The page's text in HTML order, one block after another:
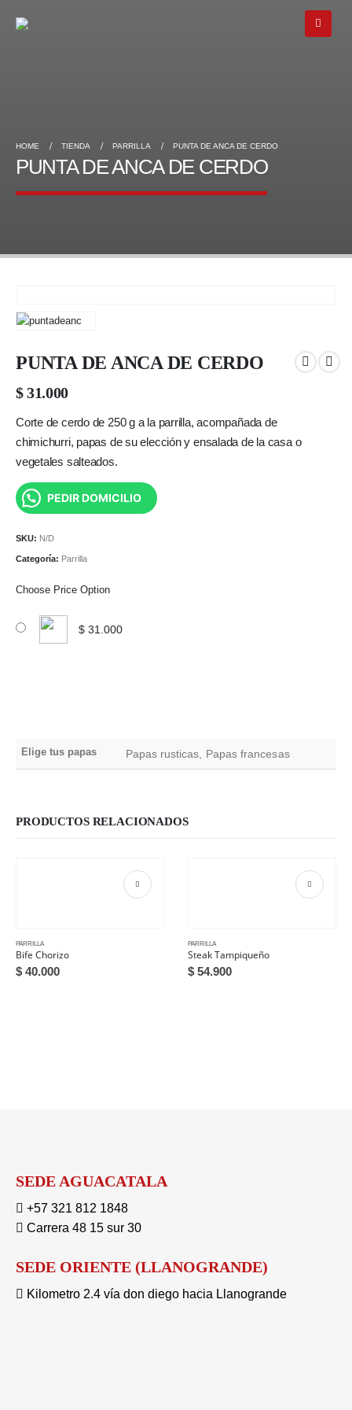
HOME TIENDA PARRILLA PUNTA DE ANCA DE CERDO
PUNTA DE ANCA DE CERDO
PUNTA DE ANCA DE CERDO
$31.000
Corte de cerdo de 250 g a la parrilla, acompañada de
chimichurri, papas de su elección y ensalada de la casa o
vegetales salteados.
PEDIR DOMICILIO
SKU: N/D
Categoría: Parrilla
Choose Price Option
$ 31.000
Elige tus papas Papas rusticas, Papas francesas
PRODUCTOS RELACIONADOS
PARRILLA
Bife Chorizo
$ 40.000
PARRILLA
Steak Tampiqueño
$ 54.900
SEDE AGUACATALA
+57 321 812 1848
Carrera 48 15 sur 30
SEDE ORIENTE (LLANOGRANDE)
Kilometro 2.4 vía don diego hacia Llanogrande